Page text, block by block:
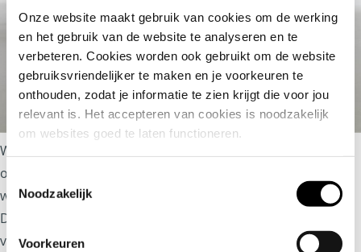
Onze website maakt gebruik van cookies om de werking
en het gebruik van de website te analyseren en te
verbeteren. Cookies worden ook gebruikt om de website
gebruiksvriendelijker te maken en je voorkeuren te
onthouden, zodat je informatie te zien krijgt die voor jou
relevant is. Het accepteren van cookies is noodzakelijk
om websites goed te laten functioneren.
Toestemmingsselectie
Noodzakelijk
Voorkeuren
We hopen dat je door dit blog wat leuke ideeën hebt
opgedaan voor eventuele last minute kerst kado’s en dat
we je hebben geïnspireerd met onze favoriete Dutch
Designers van nu. Wat hebben wij toch veel mooie merken
van eigen bodem die zeker een mooi plekje verdienen in